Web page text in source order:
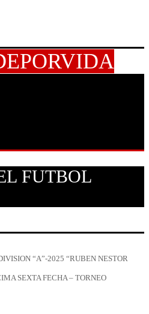
FUTBOL
“A”-2025 “RUBEN NESTOR
SEXTA FECHA – TORNEO